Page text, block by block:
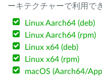
ーキテクチャーで利用で
Linux Aarch64 (deb)
Linux Aarch64 (rpm)
Linux x64 (deb)
Linux x64 (rpm)
macOS (Aarch64/